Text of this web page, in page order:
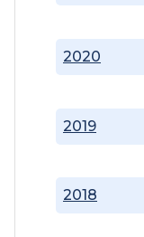
2018
2019
2020